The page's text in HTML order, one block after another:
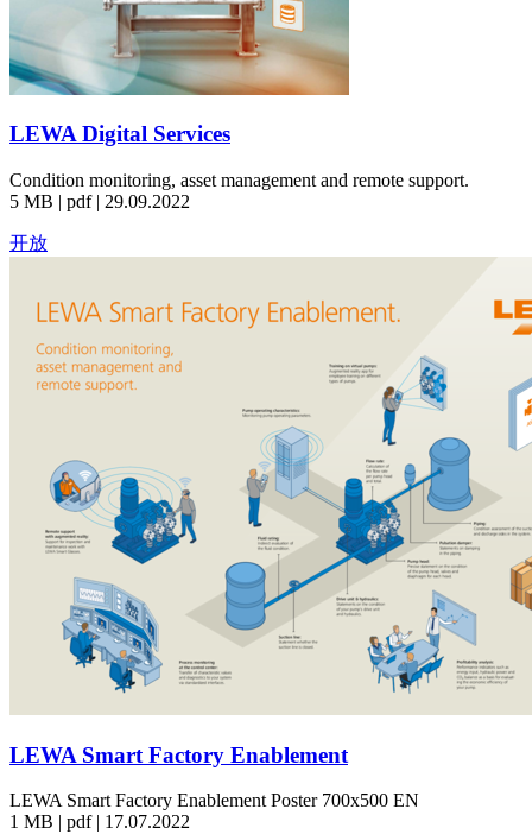
LEWA Digital Services
Condition monitoring, asset management and remote support.
5 MB | pdf | 29.09.2022
开放
LEWA Smart Factory Enablement
LEWA Smart Factory Enablement Poster 700x500 EN
1 MB | pdf | 17.07.2022